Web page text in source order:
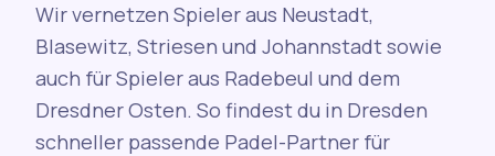
Wir vernetzen Spieler aus Neustadt,
Blasewitz, Striesen und Johannstadt sowie
auch für Spieler aus Radebeul und dem
Dresdner Osten. So findest du in Dresden
schneller passende Padel-Partner für